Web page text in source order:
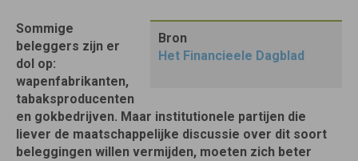
Bron
Het Financieele Dagblad
Sommige
beleggers zijn er
dol op:
wapenfabrikanten,
tabaksproducenten
en gokbedrijven. Maar institutionele partijen die
liever de maatschappelijke discussie over dit soort
beleggingen willen vermijden, moeten zich beter